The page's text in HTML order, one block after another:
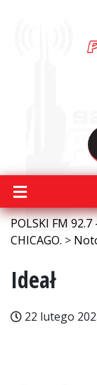
POLSKI FM 92.7
CHICAGO. >
Ideał
22 lutego